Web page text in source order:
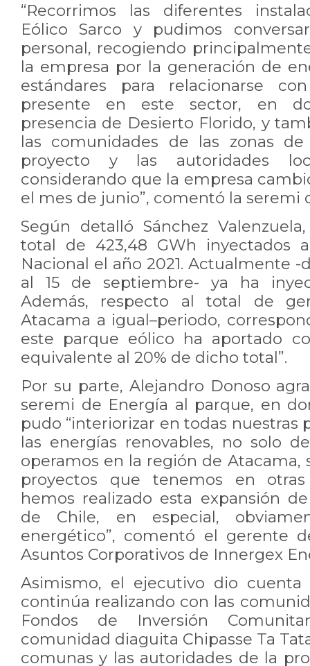
“Recorrimos las diferentes
Eólico Sarco y pudimos
personal, recogiendo
la empresa por la generación de
estándares para relacionarse
presente en este sector, en
presencia de Desierto Florido, y
las comunidades de las zonas
proyecto y las autoridades
considerando que la empresa
el mes de junio”, comentó la seremi
Según detalló Sánchez
total de 423,48 GWh inyectados
Nacional el año 2021. Actualmente -
al 15 de septiembre- ya ha
Además, respecto al total de
Atacama a igual–periodo,
este parque eólico ha aportado
equivalente al 20% de dicho total”.
Por su parte, Alejandro Donoso
seremi de Energía al parque, en
pudo “interiorizar en todas nuestras
las energías renovables, no solo
operamos en la región de Atacama,
proyectos que tenemos en
hemos realizado esta expansión
de Chile, en especial,
energético”, comentó el gerente
Asuntos Corporativos de Innergex
Asimismo, el ejecutivo dio
continúa realizando con las
Fondos de Inversión
comunidad diaguita Chipasse Ta
comunas y las autoridades de la